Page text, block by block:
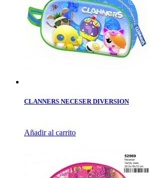
CLANNERS NECESER DIVERSION
Añadir al carrito